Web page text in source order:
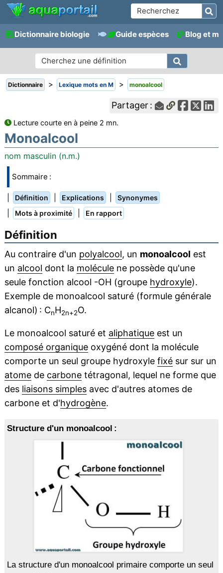
Dictionnaire biologie Guide espèces Blog et
Dictionnaire > Lexique mots en M > monoalcool
Partager :
Lecture courte en à peine 2 mn.
Monoalcool
nom masculin (n.m.)
Sommaire :
Définition Explications Synonymes
Mots à proximité En rapport
Définition
Au contraire d'un polyalcool, un monoalcool est
un alcool dont la moléculene possède qu'une
seule fonction alcool -OH (groupe hydroxyle).
Exemple de monoalcool saturé (formule générale
alcanol) : CnH2n+2O.
Le monoalcool saturé et aliphatiqueest un
composé organiqueoxygéné dont la molécule
comporte un seul groupe hydroxyle fixésur sur un
atomede carbonetétragonal, lequel ne forme que
des liaisons simplesavec d'autres atomes de
carbone et d'hydrogène.
Structure d'un monoalcool :
La structure d'un monoalcool primaire comporte un seul